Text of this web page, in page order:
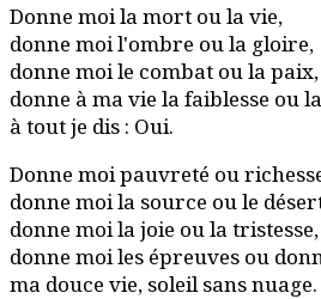
Donne moi la mort ou la vie,
donne moi l'ombre ou la gloire,
donne moi le combat ou la paix,
donne à ma vie la faiblesse ou
à tout je dis : Oui.
Donne moi pauvreté ou
donne moi la source ou le
donne moi la joie ou la tristesse,
donne moi les épreuves ou
ma douce vie, soleil sans nuage.